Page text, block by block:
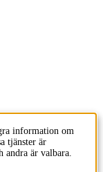
information om
tjänster är
andra är valbara.